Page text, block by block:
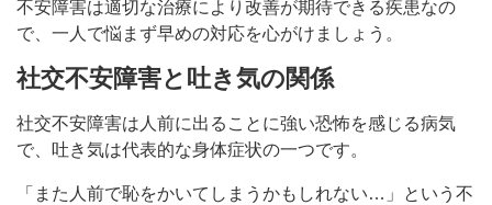
不安障害は適切な治療により改善が期待できる疾患なの
で、一人で悩まず早めの対応を心がけましょう。
社交不安障害と吐き気の関係
社交不安障害は人前に出ることに強い恐怖を感じる病気
で、吐き気は代表的な身体症状の一つです。
「また人前で恥をかいてしまうかもしれない…」という不